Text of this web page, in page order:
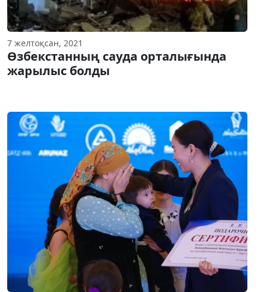
7 желтоқсан, 2021
Өзбекстанның сауда орталығында
жарылыс болды